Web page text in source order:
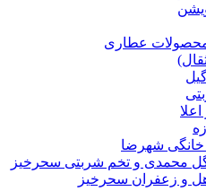
عطاری
خانگی شهرضا
محمدی و تخم شربتی سحرخیز
و زعفران سحرخیز